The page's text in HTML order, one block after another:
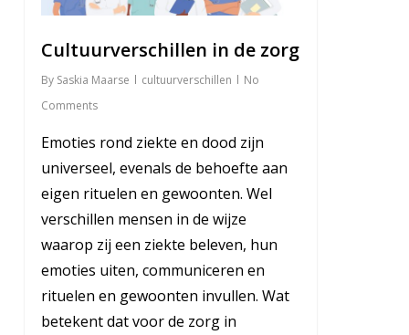
Cultuurverschillen in de zorg
By Saskia Maarse cultuurverschillen
No
Comments
Emoties rond ziekte en dood zijn
universeel, evenals de behoefte aan
eigen rituelen en gewoonten. Wel
verschillen mensen in de wijze
waarop zij een ziekte beleven, hun
emoties uiten, communiceren en
rituelen en gewoonten invullen. Wat
betekent dat voor de zorg in